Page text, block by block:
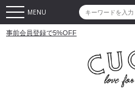
MENU
事前会員登録で5%OFF